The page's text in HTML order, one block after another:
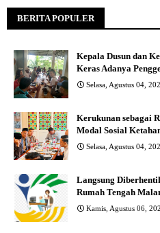
BERITA POPULER
Kepala Dusun dan
Keras Adanya
Selasa, Agustus 04,
Kerukunan sebagai
Modal Sosial
Selasa, Agustus 04,
Langsung
Rumah Tengah
Kamis, Agustus 06,